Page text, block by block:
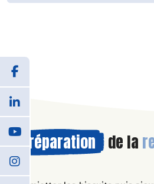
Préparation de la